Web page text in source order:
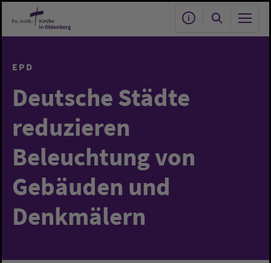
Zum Hauptinhalt springen
EPD
Deutsche Städte
reduzieren
Beleuchtung von
Gebäuden und
Denkmälern